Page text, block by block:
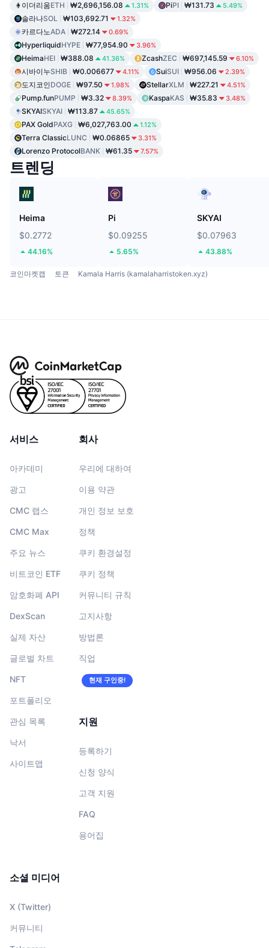
이더리움ETH ₩2,696,156.08 1.31% PiPI ₩131.73 5.49%
솔라나SOL ₩103,692.71 1.32%
카르다노ADA ₩272.14 0.69%
HyperliquidHYPE ₩77,954.90 3.96%
HeimaHEI ₩388.08 41.36% ZcashZEC ₩697,145.59 6.10%
시바이누SHIB ₩0.006677 4.11% SuiSUI ₩956.06 2.39%
도지코인DOGE ₩97.50 1.98% StellarXLM ₩227.21 4.51%
Pump.funPUMP ₩3.32 8.39% KaspaKAS ₩35.83 3.48%
SKYAISKYAI ₩113.87 45.65%
PAX GoldPAXG ₩6,027,763.00 1.12%
Terra ClassicLUNC ₩0.06865 3.31%
Lorenzo ProtocolBANK ₩61.35 7.57%
트렌딩
Heima
$0.2772
44.16%
Pi
$0.09255
5.65%
SKYAI
$0.07963
43.88%
코인마켓캡 토큰 Kamala Harris (kamalaharristoken.xyz)
서비스
아카데미
광고
CMC 랩스
CMC Max
주요 뉴스
비트코인 ETF
암호화폐 API
DexScan
실제 자산
글로벌 차트
NFT
포트폴리오
관심 목록
낙서
사이트맵
회사
우리에 대하여
이용 약관
개인 정보 보호
정책
쿠키 환경설정
쿠키 정책
커뮤니티 규칙
고지사항
방법론
직업
현재 구인중!
지원
등록하기
신청 양식
고객 지원
FAQ
용어집
소셜 미디어
X (Twitter)
커뮤니티